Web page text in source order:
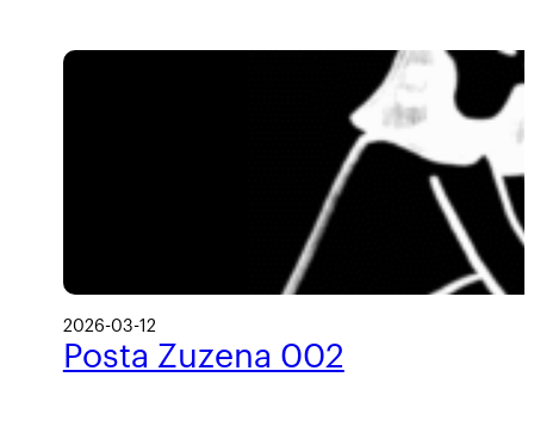
2026-03-12
Posta Zuzena 002